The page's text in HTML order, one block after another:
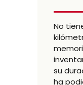
No
su
ha